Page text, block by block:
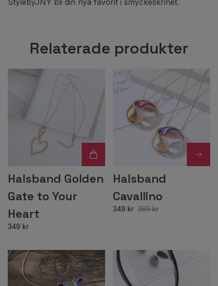
StylebyJNY bli din nya favorit i smyckeskrinet.
Relaterade produkter
Halsband Golden
Gate to Your
Heart
349 kr
Halsband
Cavallino
349 kr 369 kr